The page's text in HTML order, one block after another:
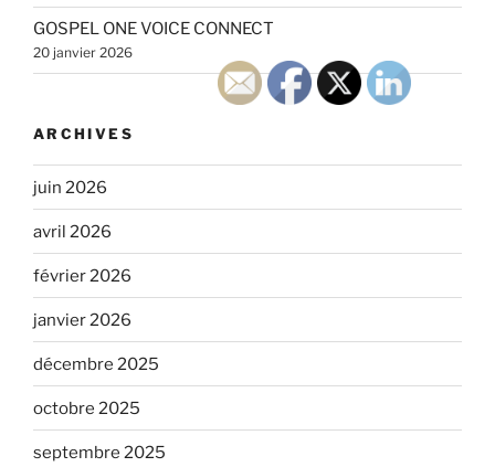
GOSPEL ONE VOICE CONNECT
20 janvier 2026
ARCHIVES
juin 2026
avril 2026
février 2026
janvier 2026
décembre 2025
octobre 2025
septembre 2025